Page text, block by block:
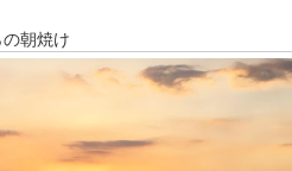
朝焼け